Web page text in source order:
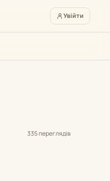
Увійти
335 переглядів